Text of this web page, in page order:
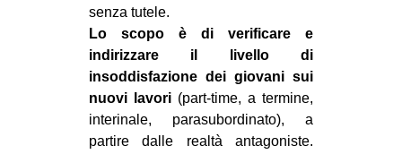
senza tutele.
Lo scopo è di verificare e
indirizzare il livello di
insoddisfazione dei giovani sui
nuovi lavori (part-time, a termine,
interinale, parasubordinato), a
partire dalle realtà antagoniste.